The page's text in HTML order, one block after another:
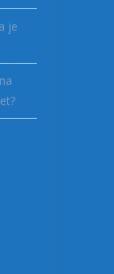
je